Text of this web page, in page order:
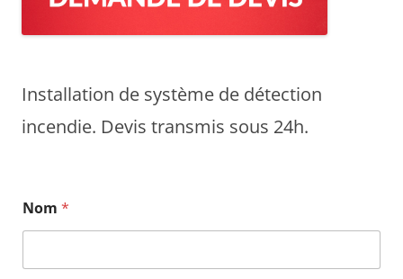
Installation de système de détection
incendie. Devis transmis sous 24h.
V
i
l
Nom *